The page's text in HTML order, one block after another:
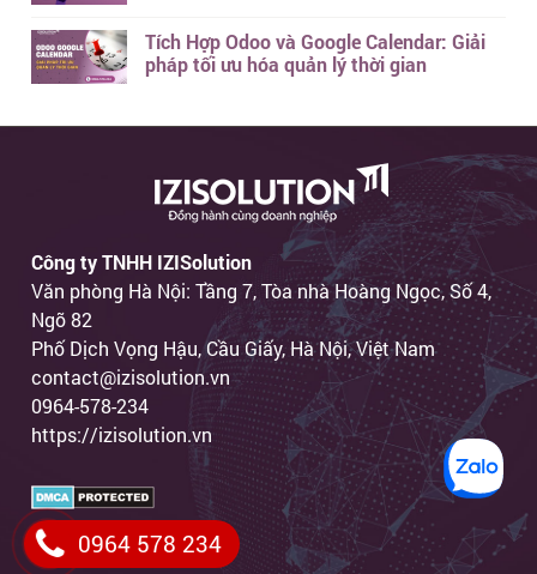
Tích Hợp Odoo và Google Calendar: Giải
pháp tối ưu hóa quản lý thời gian
Công ty TNHH IZISolution
Văn phòng Hà Nội: Tầng 7, Tòa nhà Hoàng Ngọc, Số 4,
Ngõ 82
Phố Dịch Vọng Hậu, Cầu Giấy, Hà Nội, Việt Nam
contact@izisolution.vn
0964-578-234
https://izisolution.vn
0964 578 234